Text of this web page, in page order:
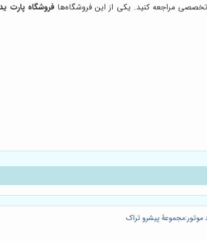
مراجعه کنید. یکی از این فروشگاه‌ها فروشگاه پارت
موتور:مجموعۀ پیشرو تراک